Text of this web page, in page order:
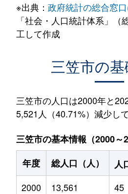
※出典： 政府統計の総合窓
「社会・人口統計体系」（
工して作成
三笠市の
三笠市の人口は2000年と
5,521人（40.71%）減少して
三笠市の基本情報（2000～
年度
総人口（人） 人
2000
13,561 45